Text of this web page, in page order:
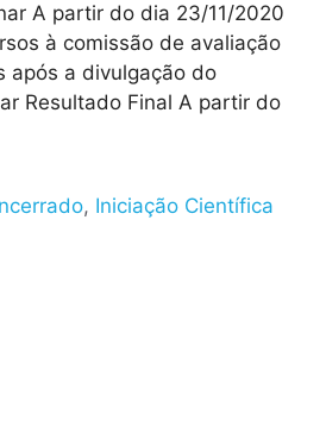
A partir do dia 23/11/2020
à comissão de avaliação
após a divulgação do
Resultado Final A partir do
, Iniciação Científica